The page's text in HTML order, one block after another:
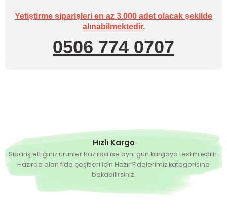
Yetiştirme siparişleri en az 3.000 adet olacak şekilde
alınabilmektedir.
0506 774 0707
Hızlı Kargo
Sipariş ettiğiniz ürünler hazırda ise aynı gün kargoya teslim edilir.
Hazırda olan fide çeşitleri için Hazır Fidelerimiz kategorisine
bakabilirsiniz.